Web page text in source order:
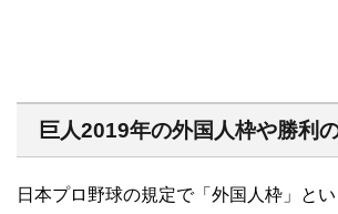
巨人2019年の外国人枠や勝利
日本プロ野球の規定で「外国人枠」と